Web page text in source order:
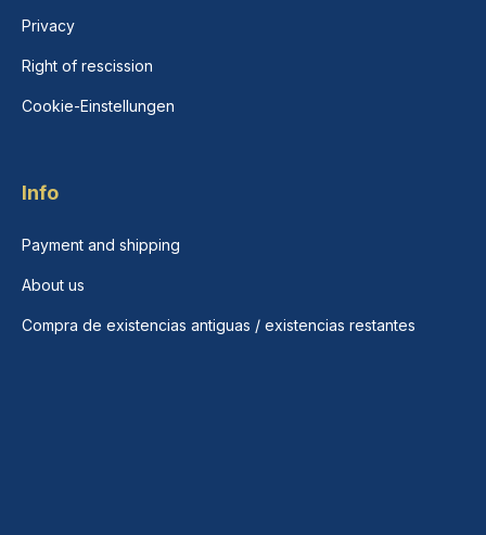
Privacy
Right of rescission
Cookie-Einstellungen
Info
Payment and shipping
About us
Compra de existencias antiguas / existencias restantes